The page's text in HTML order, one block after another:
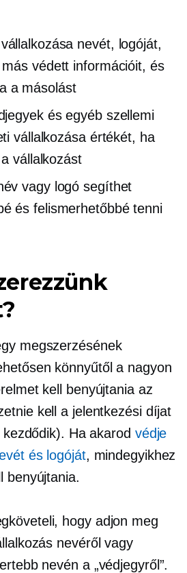
nevét, logóját,
védett információit, és
a másolást
és egyéb szellemi
vállalkozása értékét, ha
vállalkozást
vagy logó segíthet
és felismerhetőbbé tenni
megszerzésének
könnyűtől a nagyon
kell benyújtania az
kell a jelentkezési díjat
Ha akarod védje
és logóját, mindegyikhez
benyújtania.
hogy adjon meg
nevéről vagy
nevén a „védjegyről”.